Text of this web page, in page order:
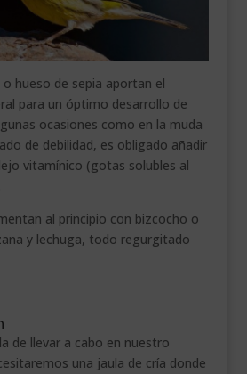
o hueso de sepia aportan el
para un óptimo desarrollo de
ocasiones como en la muda
de debilidad, es obligado añadir
vitamínico (gotas solubles al
al principio con bizcocho o
y lechuga, todo regurgitado
de llevar a cabo en nuestro
una jaula de cría donde